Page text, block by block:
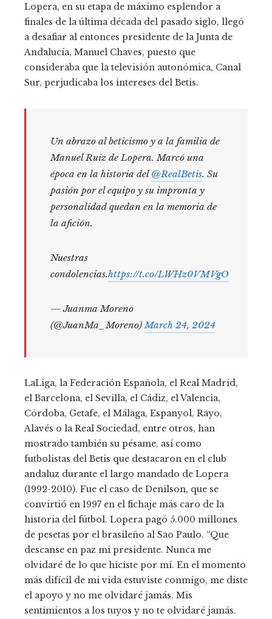
Lopera, en su etapa de máximo esplendor a
finales de la última década del pasado siglo, llegó
a desafiar al entonces presidente de la Junta de
Andalucía, Manuel Chaves, puesto que
consideraba que la televisión autonómica, Canal
Sur, perjudicaba los intereses del Betis.
Un abrazo al beticismo y a la familia de
Manuel Ruiz de Lopera. Marcó una
época en la historia del @RealBetis. Su
pasión por el equipo y su impronta y
personalidad quedan en la memoria de
la afición.
Nuestras
condolencias.https://t.co/LWHz0VMVgO
— Juanma Moreno
(@JuanMa_Moreno) March 24, 2024
LaLiga, la Federación Española, el Real Madrid,
el Barcelona, el Sevilla, el Cádiz, el Valencia,
Córdoba, Getafe, el Málaga, Espanyol, Rayo,
Alavés o la Real Sociedad, entre otros, han
mostrado también su pésame, así como
futbolistas del Betis que destacaron en el club
andaluz durante el largo mandado de Lopera
(1992-2010). Fue el caso de Denilson, que se
convirtió en 1997 en el fichaje más caro de la
historia del fútbol. Lopera pagó 5.000 millones
de pesetas por el brasileño al Sao Paulo. “Que
descanse en paz mi presidente. Nunca me
olvidaré de lo que hiciste por mí. En el momento
más difícil de mi vida estuviste conmigo, me diste
el apoyo y no me olvidaré jamás. Mis
sentimientos a los tuyos y no te olvidaré jamás.